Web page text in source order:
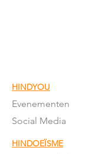
HINDYOU
Evenementen
Social Media
HINDOEÏSME